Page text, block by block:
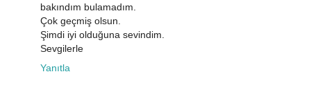
bakındım bulamadım.
Çok geçmiş olsun.
Şimdi iyi olduğuna sevindim.
Sevgilerle
Yanıtla